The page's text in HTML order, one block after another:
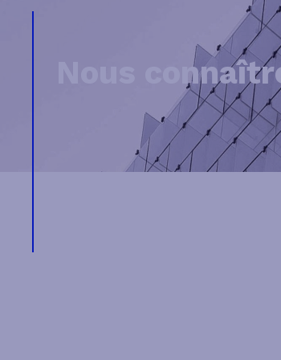
Nous